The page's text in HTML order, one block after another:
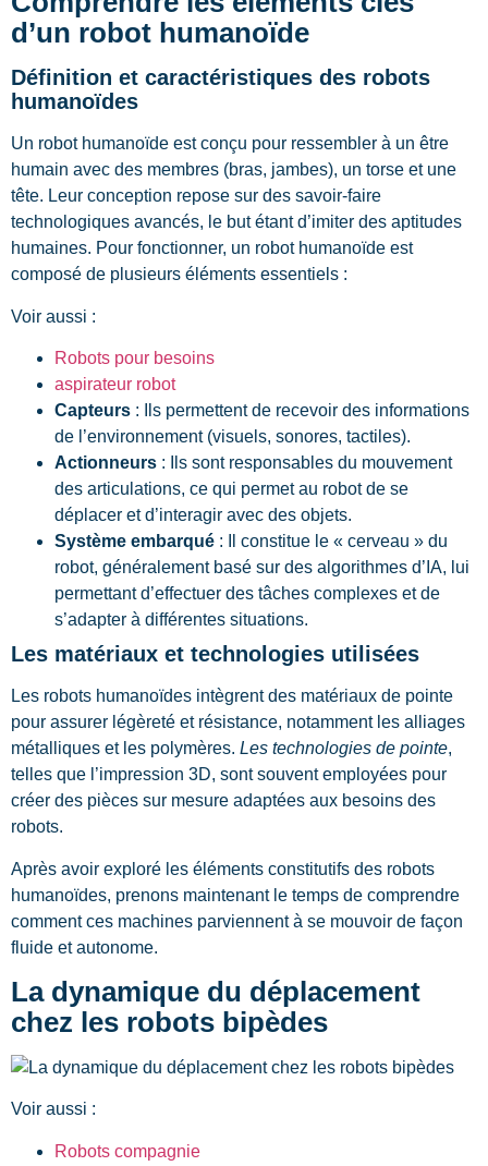
d’un robot humanoïde
Définition et caractéristiques des robots
humanoïdes
Un robot humanoïde est conçu pour ressembler à un être
humain avec des membres (bras, jambes), un torse et une
tête. Leur conception repose sur des savoir-faire
technologiques avancés, le but étant d’imiter des aptitudes
humaines. Pour fonctionner, un robot humanoïde est
composé de plusieurs éléments essentiels :
Voir aussi :
Robots pour besoins
aspirateur robot
Capteurs : Ils permettent de recevoir des informations
de l’environnement (visuels, sonores, tactiles).
Actionneurs : Ils sont responsables du mouvement
des articulations, ce qui permet au robot de se
déplacer et d’interagir avec des objets.
Système embarqué : Il constitue le « cerveau » du
robot, généralement basé sur des algorithmes d’IA, lui
permettant d’effectuer des tâches complexes et de
s’adapter à différentes situations.
Les matériaux et technologies utilisées
Les robots humanoïdes intègrent des matériaux de pointe
pour assurer légèreté et résistance, notamment les alliages
métalliques et les polymères. Les technologies de pointe,
telles que l’impression 3D, sont souvent employées pour
créer des pièces sur mesure adaptées aux besoins des
robots.
Après avoir exploré les éléments constitutifs des robots
humanoïdes, prenons maintenant le temps de comprendre
comment ces machines parviennent à se mouvoir de façon
fluide et autonome.
La dynamique du déplacement
chez les robots bipèdes
Voir aussi :
Robots compagnie